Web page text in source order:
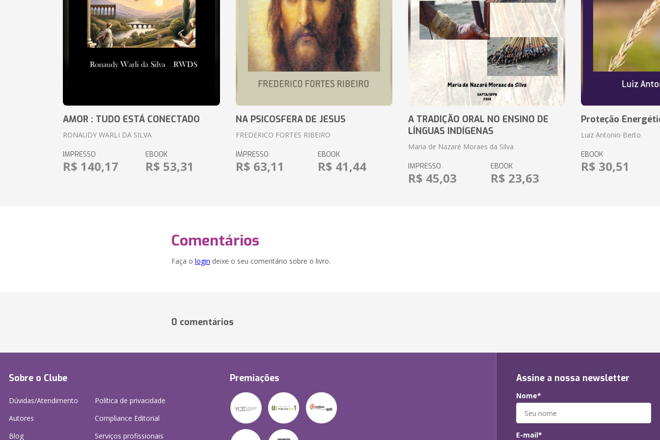
AMOR : TUDO ESTÁ CONECTADO
RONAUDY WARLI DA SILVA
IMPRESSO
R$ 140,17
EBOOK
R$ 53,31
NA PSICOSFERA DE JESUS
FREDERICO FORTES RIBEIRO
IMPRESSO
R$ 63,11
EBOOK
R$ 41,44
A TRADIÇÃO ORAL NO ENSINO DE
LÍNGUAS INDÍGENAS
Maria de Nazaré Moraes da Silva
IMPRESSO
R$ 45,03
EBOOK
R$ 23,63
Proteção
Luiz Antonio Berto
EBOOK
R$ 30,51
Comentários
Faça o login deixe o seu comentário sobre o livro.
0 comentários
Sobre o Clube
Dúvidas/Atendimento
Autores
Blog
Política de privacidade
Compliance Editorial
Serviços profissionais
Premiações Assine a nossa newsletter
Nome*
E-mail*